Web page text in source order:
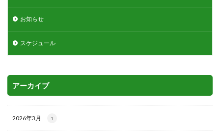
お知らせ
スケジュール
アーカイブ
2026年3月 1